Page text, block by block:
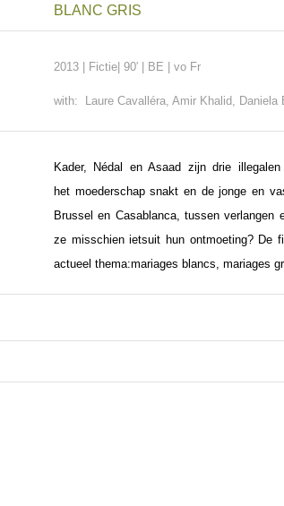
BLANC GRIS
2013 | Fictie | 90′ | BE | vo Fr
with: Laure Cavalléra, Amir Khalid, Daniela
Kader, Nédal en Asaad zijn drie
het moederschap snakt en de jonge en
Brussel en Casablanca, tussen verlangen
ze misschien ietsuit hun ontmoeting? De
actueel thema:mariages blancs, mariages